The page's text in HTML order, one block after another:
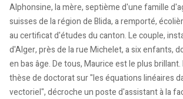
Alphonsine, la mère, septième d'une famille
suisses de la région de Blida, a remporté,
au certificat d'études du canton. Le couple,
d'Alger, près de la rue Michelet, a six enfants,
en bas âge. De tous, Maurice est le plus
thèse de doctorat sur "les équations linéaires
vectoriel", décroche un poste d'assistant à la